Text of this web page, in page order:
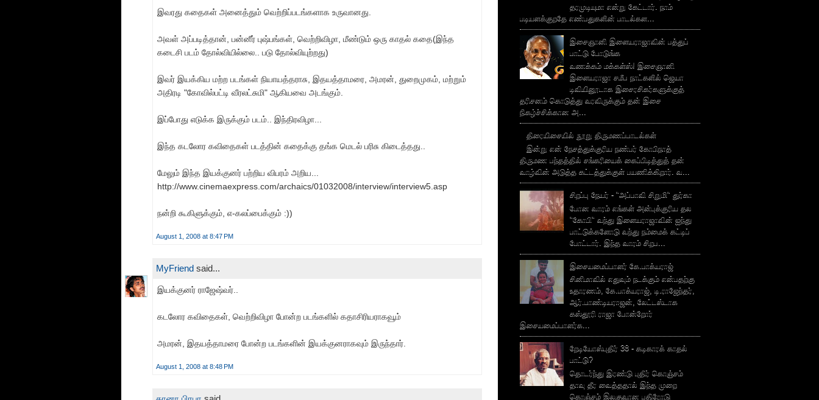
இவரது கதைகள் அனைத்தும் வெற்றிப்படங்களாக உருவானது.
அவள் அப்படித்தான், பன்னீர் புஷ்பங்கள், வெற்றிவிழா, மீண்டும் ஒரு காதல் கதை(இந்த
கடைசி படம் தோல்வியில்லை.. படு தோல்வியுற்றது)
இவர் இயக்கிய மற்ற படங்கள் நியாயத்தராசு, இதயத்தாமரை, அமரன், துறைமுகம், மற்றும்
அதிரடி "கோவில்பட்டி வீரலட்சுமி" ஆகியவை அடங்கும்.
இப்போது எடுக்க இருக்கும் படம்.. இந்திரவிழா...
இந்த கடலோர கவிதைகள் படத்தின் கதைக்கு தங்க மெடல் பரிசு கிடைத்தது..
மேலும் இந்த இயக்குனர் பற்றிய விபரம் அறிய...
http://www.cinemaexpress.com/archaics/01032008/interview/interview5.asp
நன்றி கூகிளுக்கும், எ-கலப்பைக்கும் :))
August 1, 2008 at 8:47 PM
MyFriend said...
இயக்குனர் ராஜேஷ்வர்..
கடலோர கவிதைகள், வெற்றிவிழா போன்ற படங்களில் கதாசிரியராகவூம்
அமரன், இதயத்தாமரை போன்ற படங்களின் இயக்குனராகவும் இருந்தார்.
August 1, 2008 at 8:48 PM
தரமுடியுமா என்று கேட்டார். நாம்
படியளக்குறதே எண்பதுகளின் பாடல்கள...
இசைஞானி இளையராஜாவின் பத்துப்
பாட்டு போடுங்க
வணக்கம் மக்கள்ஸ்! இசைஞானி
இளையராஜா சமீப நாட்களில் ஜெயா
டிவியினூடாக இசைரசிகர்களுக்குத்
தரிசனம் கொடுத்து வரவிருக்கும் தன் இசை
நிகழ்ச்சிக்கான அ...
திரையிசையில் நூறு திருமணப்பாடல்கள்
இன்று என் நேசத்துக்குரிய நண்பர் கோபிநாத்
திருமண பந்தத்தில் சங்கரியைக் கைப்பிடித்துத் தன்
வாழ்வின் அடுத்த கட்டத்துக்குள் பயணிக்கிறார். வ...
சிறப்பு நேயர் - "அப்பாவி சிறுமி" துர்கா
போன வாரம் எங்கள் அன்புக்குரிய தல
"கோபி" வந்து இளையராஜாவின் ஐந்து
பாட்டுக்களோடு வந்து நம்மைக் கட்டிப்
போட்டார். இந்த வாரம் சிறப...
இசையமைப்பாளர் கே.பாக்யராஜ்
சினிமாவில் எதுவும் நடக்கும் என்பதற்கு
உதாரணம், கே.பாக்யராஜ், டி.ராஜேந்தர்,
ஆர்.பாண்டியராஜன், லேட்டஸ்டாக
கஸ்தூரி ராஜா போன்றோர்
இசையமைப்பாளர்க...
றேடியோஸ்புதிர் 38 - கடிகாரக் காதல்
பாட்டு்?
தொடர்ந்து இரண்டு புதிர் கொஞ்சம்
தாவு தீர வைத்ததால் இந்த முறை
கொஞ்சம் இலகுவான புதிரோடு